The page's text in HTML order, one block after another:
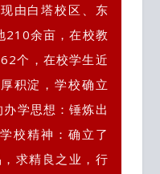
由白塔校区、东
210余亩，在校教
个，在校学生近
积淀，学校确立
办学思想：锤炼出
校精神：确立了
求精良之业，行